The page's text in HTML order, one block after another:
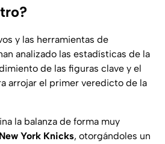
y las herramientas de
analizado las estadísticas de la
de las figuras clave y el
arrojar el primer veredicto de la
la balanza de forma muy
New York Knicks, otorgándoles un